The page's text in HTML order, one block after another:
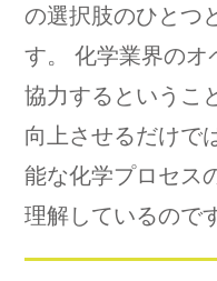
の選択肢のひとつ
す。 化学業界のオ
協力するというこ
向上させるだけで
能な化学プロセス
理解しているので